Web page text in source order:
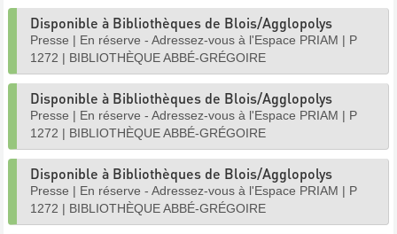
Disponible à Bibliothèques de Blois/Agglopolys
Presse | En réserve - Adressez-vous à l'Espace PRIAM | P
1272 | BIBLIOTHÈQUE ABBÉ-GRÉGOIRE
Disponible à Bibliothèques de Blois/Agglopolys
Presse | En réserve - Adressez-vous à l'Espace PRIAM | P
1272 | BIBLIOTHÈQUE ABBÉ-GRÉGOIRE
Disponible à Bibliothèques de Blois/Agglopolys
Presse | En réserve - Adressez-vous à l'Espace PRIAM | P
1272 | BIBLIOTHÈQUE ABBÉ-GRÉGOIRE